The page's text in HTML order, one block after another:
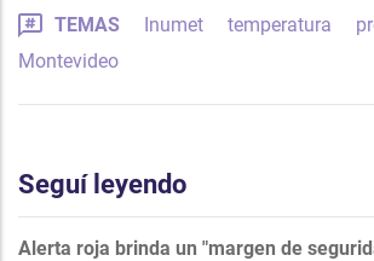
TEMAS Inumet temperatura
Montevideo
Seguí leyendo
Alerta roja brinda un "margen de